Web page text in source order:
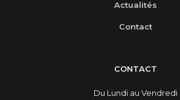
Actualités
Contact
CONTACT
Du Lundi au Vendredi